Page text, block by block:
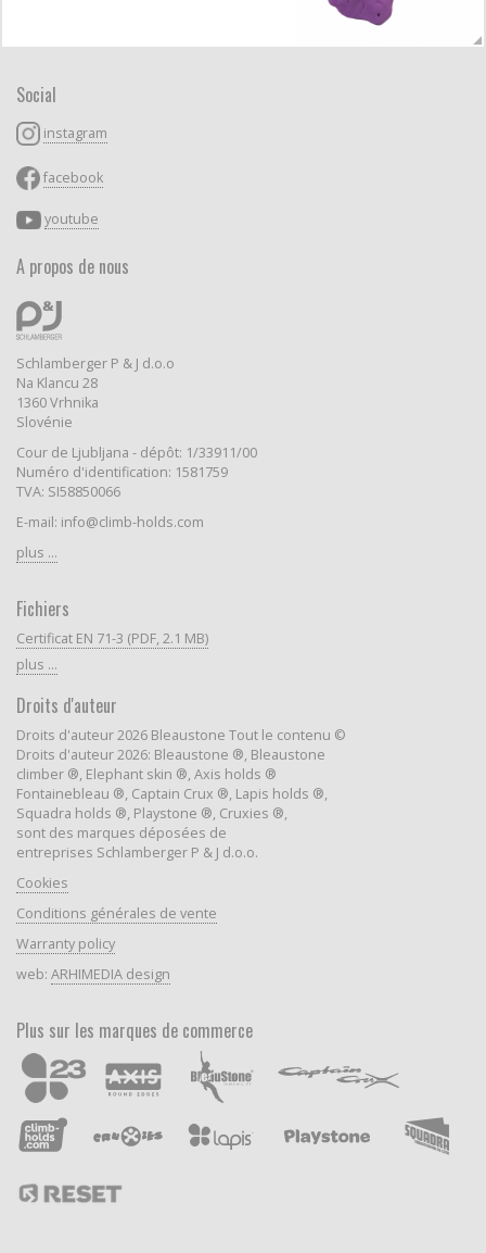
Social
instagram
facebook
youtube
A propos de nous
Schlamberger P & J d.o.o
Na Klancu 28
1360 Vrhnika
Slovénie
Cour de Ljubljana - dépôt: 1/33911/00
Numéro d'identification: 1581759
TVA: SI58850066
E-mail: info@climb-holds.com
plus ...
Fichiers
Certificat EN 71-3 (PDF, 2.1 MB)
plus ...
Droits d'auteur
Droits d'auteur 2026 Bleaustone Tout le contenu ©
Droits d'auteur 2026: Bleaustone ®, Bleaustone
climber ®, Elephant skin ®, Axis holds ®
Fontainebleau ®, Captain Crux ®, Lapis holds ®,
Squadra holds ®, Playstone ®, Cruxies ®,
sont des marques déposées de
entreprises Schlamberger P & J d.o.o.
Cookies
Conditions générales de vente
Warranty policy
web: ARHIMEDIA design
Plus sur les marques de commerce